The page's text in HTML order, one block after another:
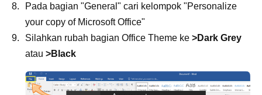
Pada bagian "General" cari kelompok "Personalize
your copy of Microsoft Office"
Silahkan rubah bagian Office Theme ke >Dark Grey
atau >Black